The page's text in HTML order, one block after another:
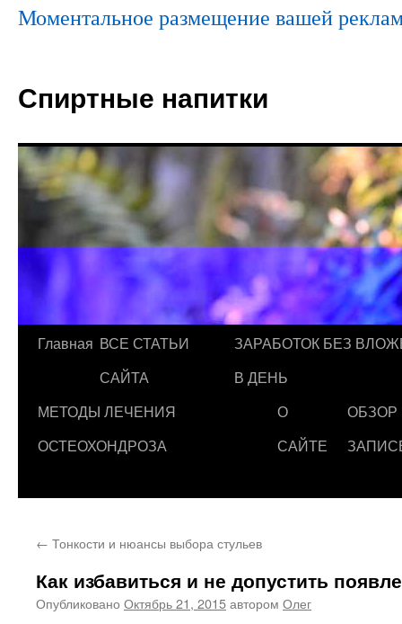
Моментальное размещение вашей
Спиртные напитки
Главная ВСЕ СТАТЬИ
САЙТА
ЗАРАБОТОК БЕЗ
В ДЕНЬ
МЕТОДЫ ЛЕЧЕНИЯ
ОСТЕОХОНДРОЗА
О
САЙТЕ
ОБЗОР
← Тонкости и нюансы выбора стульев
Как избавиться и не допустить
Опубликовано Октябрь 21, 2015автором Олег